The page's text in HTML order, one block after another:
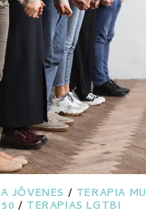
JÓVENES / TERAPIA
/ TERAPIAS LGTBI